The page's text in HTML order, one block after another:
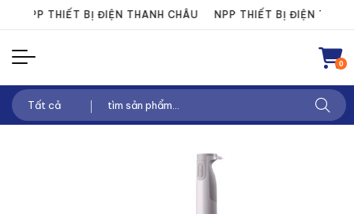
Chuyển
nội
dung
NPP THIẾT BỊ ĐIỆN THANH CHÂU NPP THIẾT BỊ ĐIỆN THANH
0
Tìm
kiếm: